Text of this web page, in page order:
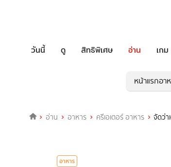
วันนี้ ดู สิทธิพิเศษ อ่าน เกม
หน้าแรกอา
อ่าน อาหาร ครีเอเตอร์ อาหาร จัดว่
อาหาร